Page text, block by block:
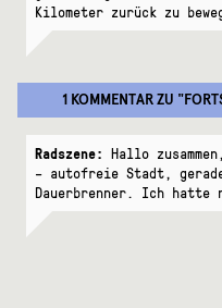
Kilometer zurück zu
1 KOMMENTARZU "
Radszene: Hallo
– autofreie Stadt,
Dauerbrenner. Ich hatte